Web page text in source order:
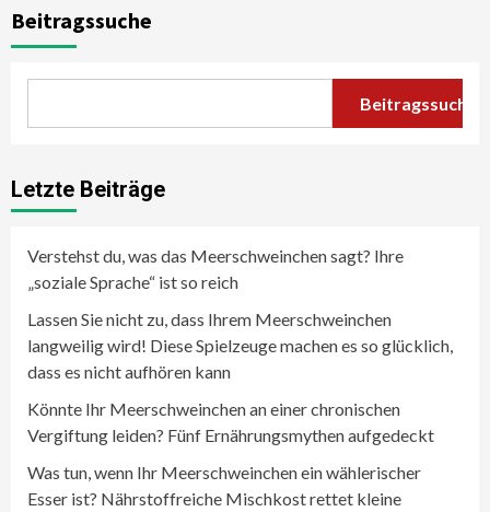
Beitragssuche
Beitragssuche
Letzte Beiträge
Verstehst du, was das Meerschweinchen sagt? Ihre
„soziale Sprache“ ist so reich
Lassen Sie nicht zu, dass Ihrem Meerschweinchen
langweilig wird! Diese Spielzeuge machen es so glücklich,
dass es nicht aufhören kann
Könnte Ihr Meerschweinchen an einer chronischen
Vergiftung leiden? Fünf Ernährungsmythen aufgedeckt
Was tun, wenn Ihr Meerschweinchen ein wählerischer
Esser ist? Nährstoffreiche Mischkost rettet kleine